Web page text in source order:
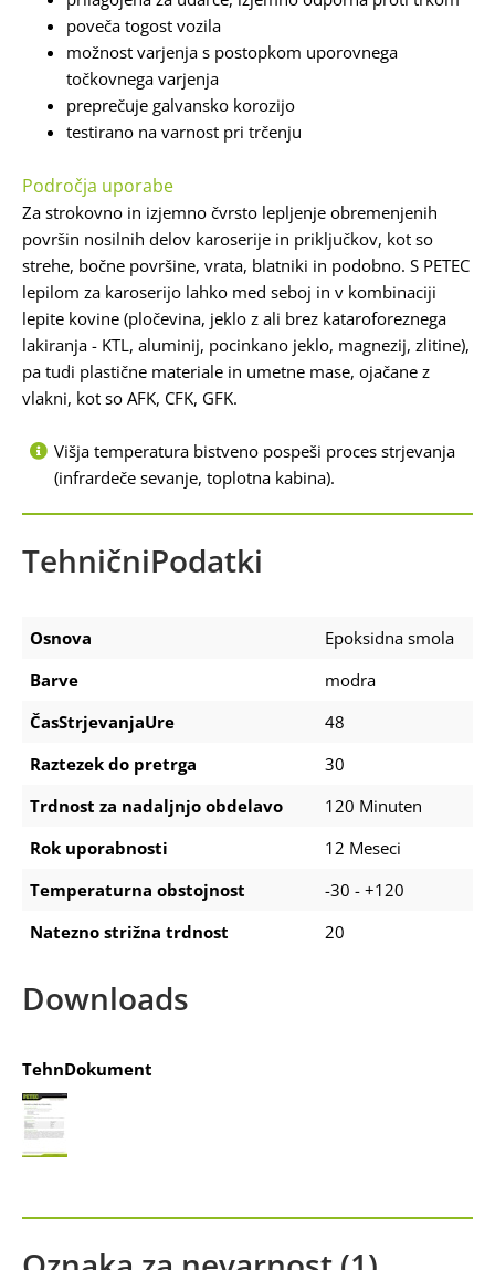
poveča togost vozila
možnost varjenja s postopkom uporovnega
točkovnega varjenja
preprečuje galvansko korozijo
testirano na varnost pri trčenju
Področja uporabe
Za strokovno in izjemno čvrsto lepljenje obremenjenih
površin nosilnih delov karoserije in priključkov, kot so
strehe, bočne površine, vrata, blatniki in podobno. S PETEC
lepilom za karoserijo lahko med seboj in v kombinaciji
lepite kovine (pločevina, jeklo z ali brez kataroforeznega
lakiranja - KTL, aluminij, pocinkano jeklo, magnezij, zlitine),
pa tudi plastične materiale in umetne mase, ojačane z
vlakni, kot so AFK, CFK, GFK.
Višja temperatura bistveno pospeši proces strjevanja
(infrardeče sevanje, toplotna kabina).
TehničniPodatki
Osnova
Epoksidna smola
Barve
modra
ČasStrjevanjaUre
48
Raztezek do pretrga
30
Trdnost za nadaljnjo obdelavo
120 Minuten
Rok uporabnosti
12 Meseci
Temperaturna obstojnost
-30 - +120
Natezno strižna trdnost
20
Downloads
TehnDokument